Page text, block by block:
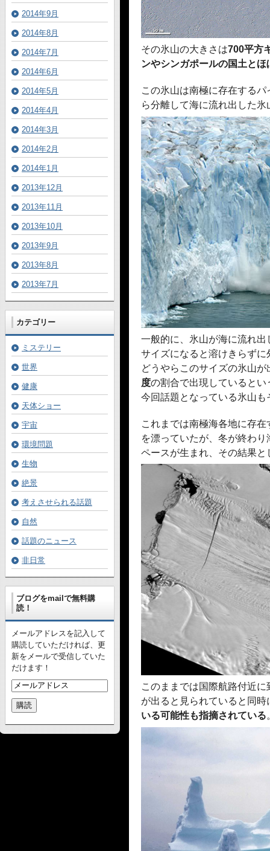
その氷山の大きさは700平方
ンやシンガポールの国土と
この氷山は南極に存在する
ら分離して海に流れ出した氷
一般的に、氷山が海に流れ
サイズになると溶けきらず
どうやらこのサイズの氷山
度の割合で出現しているとい
今回話題となっている氷山
これまでは南極海各地に存
を漂っていたが、冬が終わ
ペースが生まれ、その結果
このままでは国際航路付近
が出ると見られていると同時
いる可能性も指摘されている
2014年9月
2014年8月
2014年7月
2014年6月
2014年5月
2014年4月
2014年3月
2014年2月
2014年1月
2013年12月
2013年11月
2013年10月
2013年9月
2013年8月
2013年7月
カテゴリー
ミステリー
世界
健康
天体ショー
宇宙
環境問題
生物
絶景
考えさせられる話題
自然
話題のニュース
非日常
ブログをmailで無料購
読！
メールアドレスを記入して
購読していただければ、更
新をメールで受信していた
だけます！